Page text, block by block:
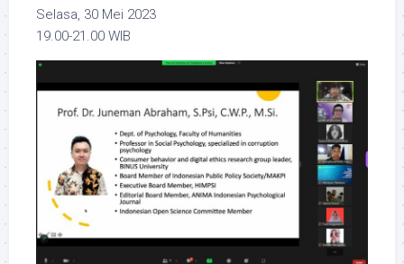
Selasa, 30 Mei 2023
19.00-21.00 WIB